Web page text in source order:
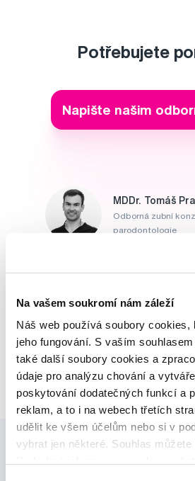
Na vašem soukromí nám záleží
Náš web používá soubory cookies,
jeho fungování. S vaším
také další soubory cookies a
údaje pro analýzu chování a
poskytování dodatečných funkcí a
reklam, a to i na webech třetích
udělit ke všem účelům nebo si v
vybrat jen některé. Souhlas
Potřebujete
Napište našim
MDDr. Tomáš
Odborná zubní
parodontologie
sortimentu
MUDr. Alžběta
dermatovenerologie